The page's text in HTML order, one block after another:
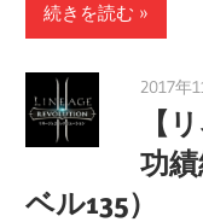
続きを読む
2017年
【
功
ベル135）